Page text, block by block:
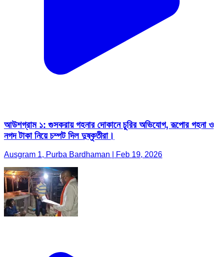
আউশগ্রাম ১: গুসকরায় গহনার দোকানে চুরির অভিযোগ, রূপোর গহনা ও
নগদ টাকা নিয়ে চম্পট দিল দুষ্কৃতীরা।
Ausgram 1, Purba Bardhaman | Feb 19, 2026